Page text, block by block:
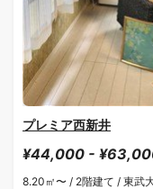
プレミア西新井
¥44,000 -
8.20㎡〜 / 2階建て / 東武